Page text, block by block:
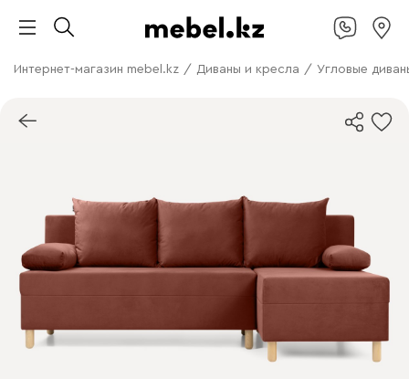
Интернет-магазин mebel.kz / Диваны и кресла / Угловые